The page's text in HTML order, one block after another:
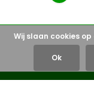
Wij slaan cookies
Ok